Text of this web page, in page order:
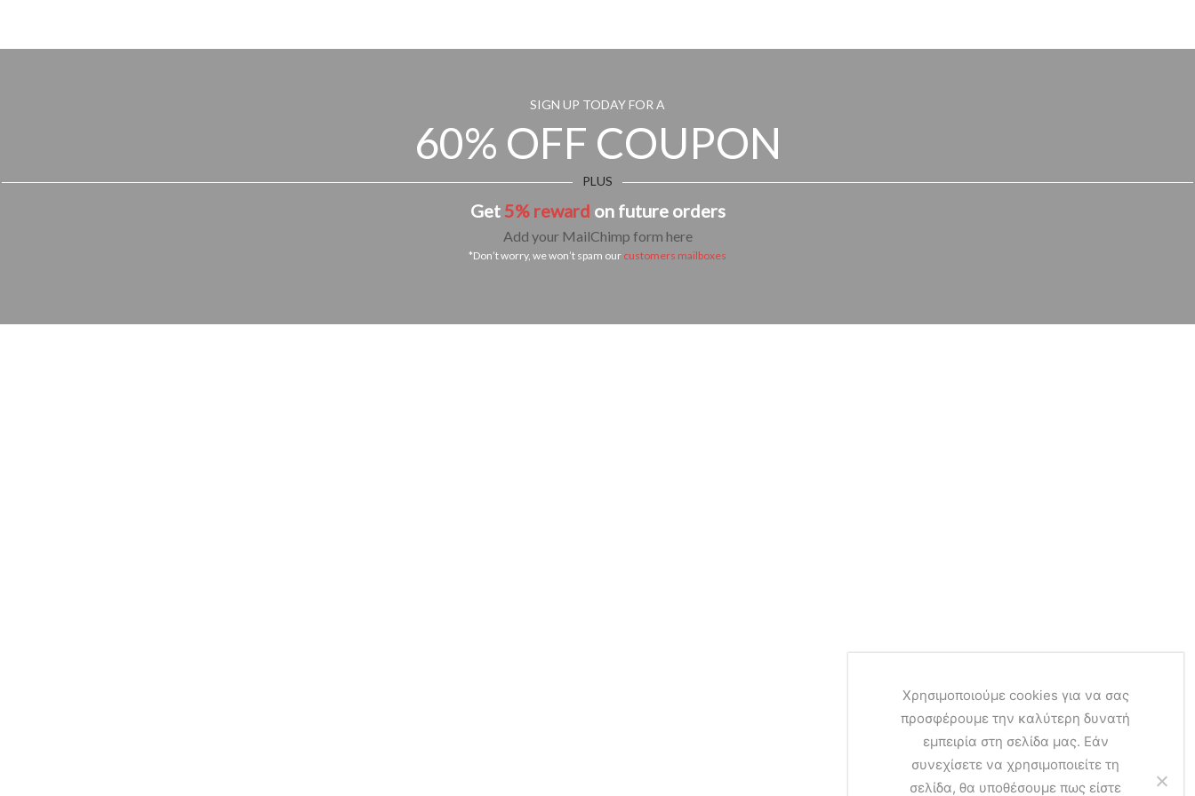
SIGN UP TODAY FOR A
60% OFF COUPON
PLUS
Get 5% reward on future orders
Add your MailChimp form here
*Don’t worry, we won’t spam our customers mailboxes
Χρησιμοποιούμε cookies για να σας
προσφέρουμε την καλύτερη δυνατή
εμπειρία στη σελίδα μας. Εάν
συνεχίσετε να χρησιμοποιείτε τη
σελίδα, θα υποθέσουμε πως είστε